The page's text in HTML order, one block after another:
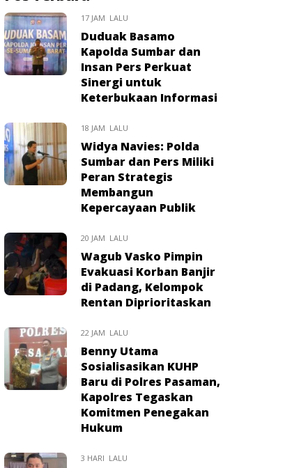
17 JAM LALU
Duduak Basamo
Kapolda Sumbar dan
Insan Pers Perkuat
Sinergi untuk
Keterbukaan Informasi
18 JAM LALU
Widya Navies: Polda
Sumbar dan Pers Miliki
Peran Strategis
Membangun
Kepercayaan Publik
20 JAM LALU
Wagub Vasko Pimpin
Evakuasi Korban Banjir
di Padang, Kelompok
Rentan Diprioritaskan
22 JAM LALU
Benny Utama
Sosialisasikan KUHP
Baru di Polres Pasaman,
Kapolres Tegaskan
Komitmen Penegakan
Hukum
3 HARI LALU